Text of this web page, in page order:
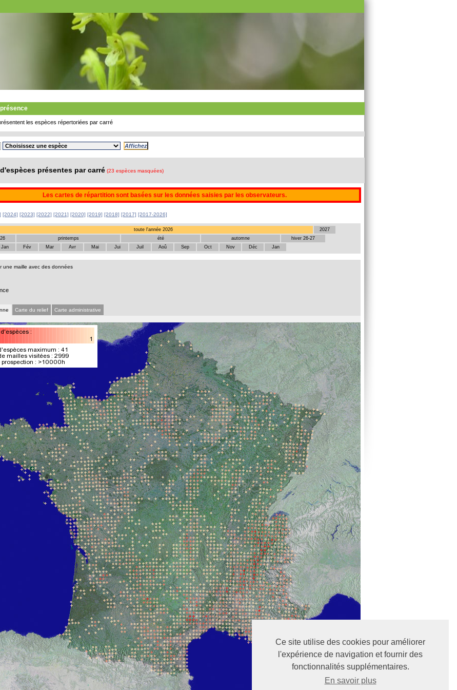
Ce site utilise des cookies pour améliorer
l'expérience de navigation et fournir des
fonctionnalités supplémentaires.
En savoir plus
les espèces répertoriées par carré
présentes par carré (23 espèces masquées)
Les cartes de répartition sont basées sur les données saisies par les observateurs.
[2024] [2023] [2022] [2021] [2020] [2019] [2018] [2017] [2017-2026]
toute l'année 2026
2027
printemps été automne
hiver 26-27
Jan Fév Mar Avr Mai Jui Juil Aoû Sep Oct Nov Déc Jan
une maille avec des données
Carte du relief Carte administrative